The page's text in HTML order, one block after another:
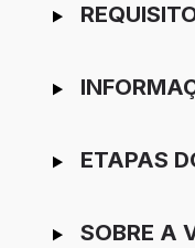
ETAPAS
SOBRE A